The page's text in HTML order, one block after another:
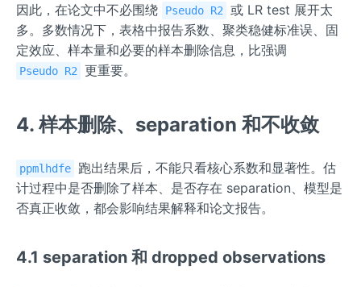
因此，在论文中不必围绕 Pseudo R2
或 LR test 展开太
多。多数情况下，表格中报告系数、聚类稳健标准误、固
定效应、样本量和必要的样本删除信息，比强调
Pseudo R2 更重要。
4. 样本删除、separation 和不收敛
ppmlhdfe
跑出结果后，不能只看核心系数和显著性。估
计过程中是否删除了样本、是否存在 separation、模型是
否真正收敛，都会影响结果解释和论文报告。
4.1 separation 和 dropped observations